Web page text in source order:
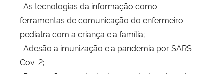
-As tecnologias da informação como
ferramentas de comunicação do enfermeiro
pediatra com a criança e a família;
-Adesão a imunização e a pandemia por SARS-
Cov-2;